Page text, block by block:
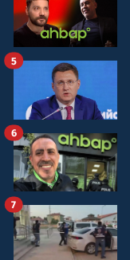
5
6
7